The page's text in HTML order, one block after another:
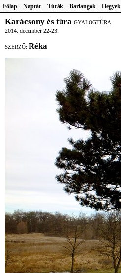
Főlap Naptár Túrák Barlangok Hegyek
Karácsony és túra GYALOGTÚRA
2014. december 22-23.
SZERZŐ: Réka